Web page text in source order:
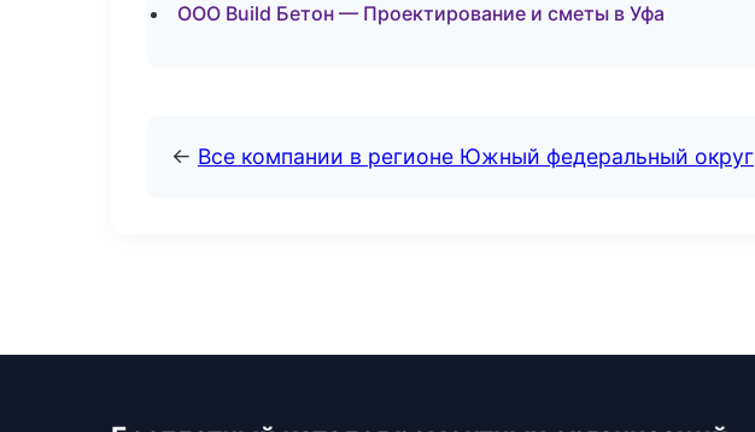
ООО Build Бетон — Проектирование и сметы в Уфа
← Все компании в регионе Южный федеральный округ